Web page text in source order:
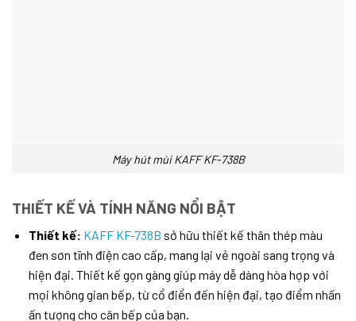
Máy hút mùi KAFF KF-738B
THIẾT KẾ VÀ TÍNH NĂNG NỔI BẬT
Thiết kế: KAFF KF-738B sở hữu thiết kế thân thép màu
đen sơn tĩnh điện cao cấp, mang lại vẻ ngoài sang trọng và
hiện đại. Thiết kế gọn gàng giúp máy dễ dàng hòa hợp với
mọi không gian bếp, từ cổ điển đến hiện đại, tạo điểm nhấn
ấn tượng cho căn bếp của bạn.